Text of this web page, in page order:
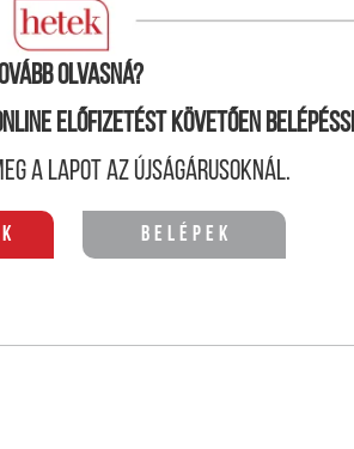
félezer fő befogadását teszi
olvasná?
előfizetést követően
a lapot az újságárusoknál.
Belépek